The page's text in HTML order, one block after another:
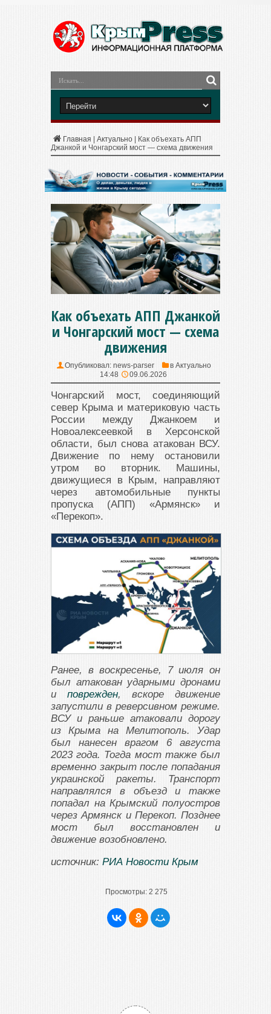
Главная Актуально
Как объехать АПП
Джанкой и Чонгарский мост — схема движения
Как объехать АПП Джанкой
и Чонгарский мост — схема
движения
Опубликовал: news-parser в Актуально
14:48
09.06.2026
Чонгарский мост, соединяющий
север Крыма и материковую часть
России между Джанкоем и
Новоалексеевкой в Херсонской
области, был снова атакован ВСУ.
Движение по нему остановили
утром во вторник. Машины,
движущиеся в Крым, направляют
через автомобильные пункты
пропуска (АПП) «Армянск» и
«Перекоп».
Ранее, в воскресенье, 7 июля он
был атакован ударными дронами
и поврежден, вскоре движение
запустили в реверсивном режиме.
ВСУ и раньше атаковали дорогу
из Крыма на Мелитополь. Удар
был нанесен врагом 6 августа
2023 года. Тогда мост также был
временно закрыт после попадания
украинской ракеты. Транспорт
направлялся в объезд и также
попадал на Крымский полуостров
через Армянск и Перекоп. Позднее
мост был восстановлен и
движение возобновлено.
источник: РИА Новости Крым
Просмотры: 2 275